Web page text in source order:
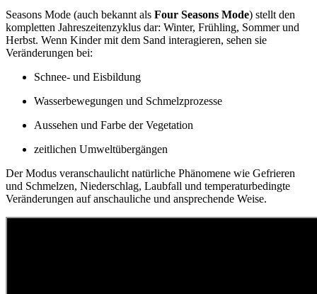
Seasons Mode (auch bekannt als Four Seasons Mode) stellt den
kompletten Jahreszeitenzyklus dar: Winter, Frühling, Sommer und
Herbst. Wenn Kinder mit dem Sand interagieren, sehen sie
Veränderungen bei:
Schnee- und Eisbildung
Wasserbewegungen und Schmelzprozesse
Aussehen und Farbe der Vegetation
zeitlichen Umweltübergängen
Der Modus veranschaulicht natürliche Phänomene wie Gefrieren
und Schmelzen, Niederschlag, Laubfall und temperaturbedingte
Veränderungen auf anschauliche und ansprechende Weise.